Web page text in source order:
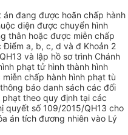
đang được hoãn chấp hành
diện được chuyển hình
thân hoặc được miễn chấp
a, b, c, d và đ Khoản 2
và lập hồ sơ trình Chánh
phạt tử hình thành hình
chấp hành hình phạt tù
báo danh sách các đối
phạt theo quy định tại các
quyết số 109/2015/QH13 cho
án tích đương nhiên vào Lý